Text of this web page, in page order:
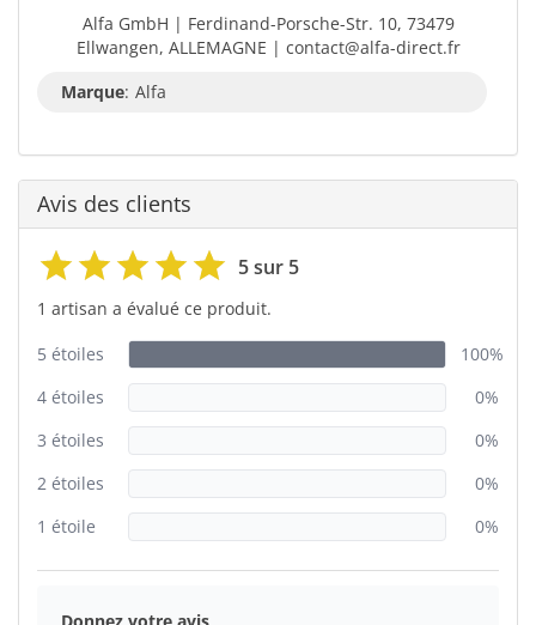
Alfa GmbH | Ferdinand-Porsche-Str. 10, 73479
Ellwangen, ALLEMAGNE | contact@alfa-direct.fr
Marque: Alfa
Avis des clients
5 sur 5
1 artisan a évalué ce produit.
5 étoiles
100%
4 étoiles
0%
3 étoiles
0%
2 étoiles
0%
1 étoile
0%
Donnez votre avis